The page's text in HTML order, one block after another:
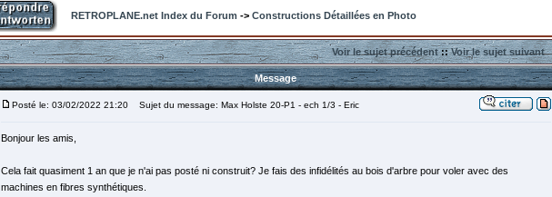
RETROPLANE.net Index du Forum -> Constructions Détaillées en Photo
Voir le sujet précédent::Voir le sujet suivant
Message
Posté le: 03/02/2022 21:20 Sujet du message: Max Holste 20-P1 - ech 1/3 - Eric
Bonjour les amis,
Cela fait quasiment 1 an que je n'ai pas posté ni construit? Je fais des infidélités au bois d'arbre pour voler avec des
machines en fibres synthétiques.